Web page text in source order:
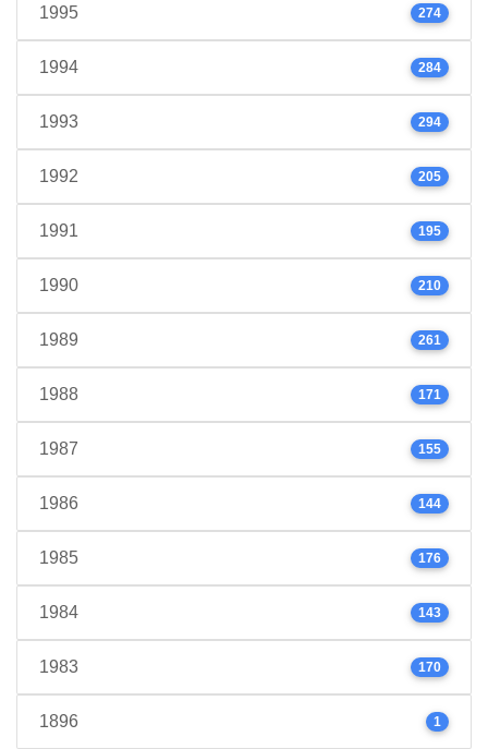
1995 274
1994 284
1993 294
1992 205
1991 195
1990 210
1989 261
1988 171
1987 155
1986 144
1985 176
1984 143
1983 170
1896 1